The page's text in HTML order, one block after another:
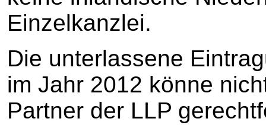
Einzelkanzlei.
Die unterlassene
im Jahr 2012 könne
Partner der LLP